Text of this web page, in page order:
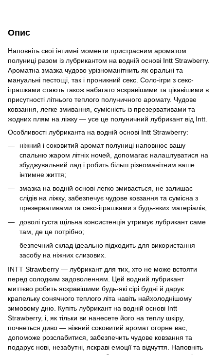
Опис
Наповніть свої інтимні моменти пристрасним ароматом
полуниці разом із лубрикантом на водній основі Intt Strawberry.
Ароматна змазка чудово урізноманітнить як оральні та
мануальні пестощі, так і проникний секс. Соло-ігри з секс-
іграшками стають також набагато яскравішими та цікавішими в
присутності літнього теплого полуничного аромату. Чудове
ковзання, легке змивання, сумісність із презервативами та
жодних плям на ліжку — усе це полуничний лубрикант від Intt.
Особливості лубриканта на водній основі Intt Strawberry:
ніжний і соковитий аромат полуниці наповнює вашу
спальню жаром літніх ночей, допомагає налаштуватися на
збуджувальний лад і робить більш різноманітним ваше
інтимне життя;
змазка на водній основі легко змивається, не залишає
слідів на ліжку, забезпечує чудове ковзання та сумісна з
презервативами та секс-іграшками з будь-яких матеріалів;
доволі густа щільна консистенція утримує лубрикант саме
там, де це потрібно;
безпечний склад ідеально підходить для використання
засобу на ніжних слизових.
INTT Strawberry — лубрикант для тих, хто не може встояти
перед солодким задоволенням. Цей водний лубрикант
миттєво робить яскравішими будь-які сірі будні й дарує
крапельку сонячного теплого літа навіть найхолоднішому
зимовому дню. Купіть лубрикант на водній основі Intt
Strawberry, і, як тільки ви нанесете його на теплу шкіру,
почнеться диво — ніжний соковитий аромат огорне вас,
допоможе розслабитися, забезпечить чудове ковзання та
подарує нові, незабутні, яскраві емоції та відчуття. Наповніть